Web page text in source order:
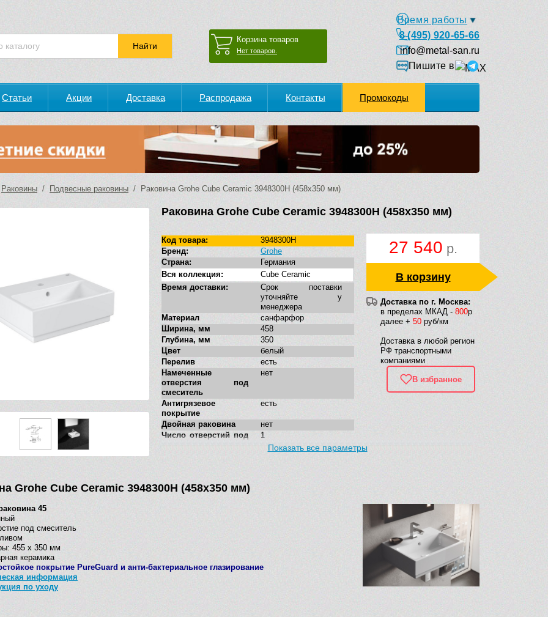
Корзина товаров
Нет товаров.
Время работы
8 (495) 920-65-66
info@metal-san.ru
Пишите в
Статьи Акции Доставка Распродажа Контакты Промокоды
Раковины / Подвесные раковины / Раковина Grohe Cube Ceramic 3948300H (458х350 мм)
Раковина Grohe Cube Ceramic 3948300H (458х350 мм)
27 540 р.
В корзину
Доставка по г. Москва:
в пределах МКАД - 800р
далее + 50 руб/км
Доставка в любой регион
РФ транспортными
компаниями
В избранное
Код товара:
3948300H
Бренд:
Grohe
Страна:
Германия
Вся коллекция:
Cube Ceramic
Время доставки:
Срок поставки
уточняйте у
менеджера
Материал
санфарфор
Ширина, мм
458
Глубина, мм
350
Цвет
белый
Перелив
есть
Намеченные
отверстия под
смеситель
нет
Антигрязевое
покрытие
есть
Двойная раковина
нет
Число отверстий под
1
Угловая конструкция
Дополнительные
Показать все параметры
Grohe Cube Ceramic 3948300H (458х350 мм)
45
под смеситель
455 x 350 мм
керамика
покрытие PureGuard и анти-бактериальное глазирование
информация
по уходу